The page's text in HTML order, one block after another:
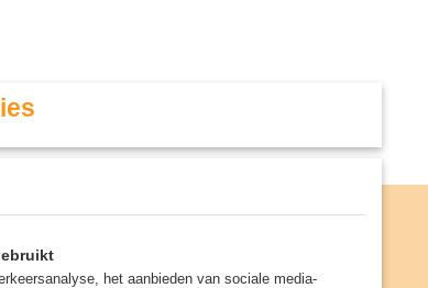
het aanbieden van sociale media-